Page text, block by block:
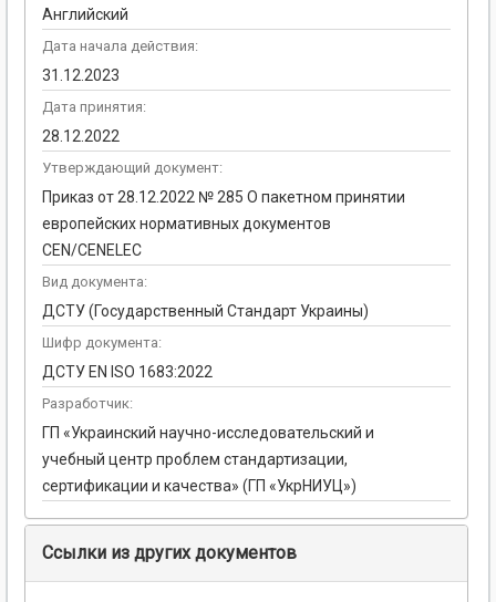
Английский
Дата начала действия:
31.12.2023
Дата принятия:
28.12.2022
Утверждающий документ:
Приказ от 28.12.2022 № 285 О пакетном принятии
европейских нормативных документов
CEN/CENELEC
Вид документа:
ДСТУ (Государственный Стандарт Украины)
Шифр документа:
ДСТУ EN ISO 1683:2022
Разработчик:
ГП «Украинский научно-исследовательский и
учебный центр проблем стандартизации,
сертификации и качества» (ГП «УкрНИУЦ»)
Ссылки из других документов